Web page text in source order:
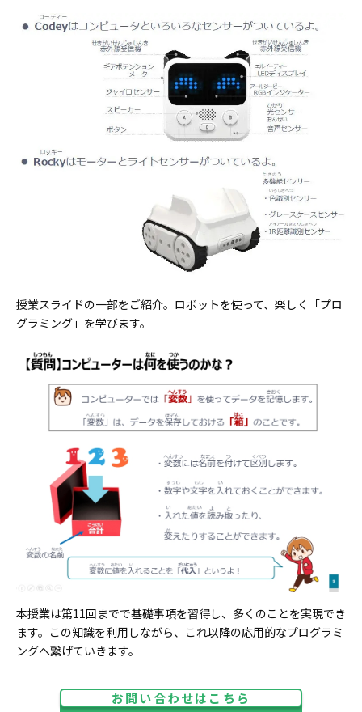
授業スライドの一部をご紹介。ロボットを使って、楽しく「プロ
グラミング」を学びます。
本授業は第11回までで基礎事項を習得し、多くのことを実現でき
ます。この知識を利用しながら、これ以降の応用的なプログラミ
ングへ繋げていきます。
お問い合わせはこちら